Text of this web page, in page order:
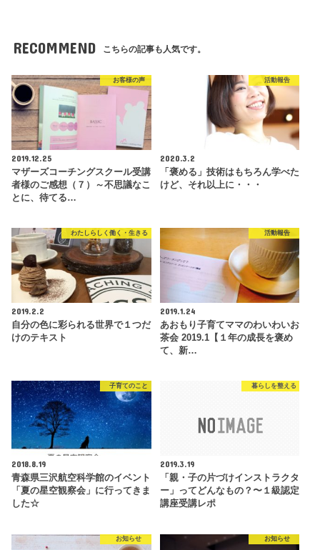
RECOMMEND こちらの記事も人気です。
お客様の声
2019.12.25
マザーズコーチングスクール受講
者様のご感想（７）～不思議なこ
とに、待てる…
活動報告
2020.3.2
「褒める」技術はもちろん学べた
けど、それ以上に・・・
わたしらしく働く・生きる
2019.2.2
自分の色に彩られる世界で１つだ
けのテキスト
活動報告
2019.1.24
あおもり子育てママのわいわいお
茶会 2019.1【１年の成長を褒め
て、新…
子育てのこと
2018.8.19
青森県三沢航空科学館のイベント
「夏の星空観察会」に行ってきま
した☆
暮らしを整える
2019.3.19
「親・子の片づけインストラクタ
ー」ってどんなもの？〜１級認定
講座受講レポ
お知らせ お知らせ